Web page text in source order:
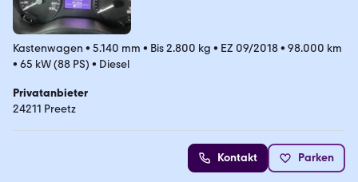
Kastenwagen • 5.140 mm • Bis 2.800 kg • EZ 09/2018• 98.000 km
• 65 kW (88 PS) • Diesel
Privatanbieter
24211 Preetz
Kontakt Parken